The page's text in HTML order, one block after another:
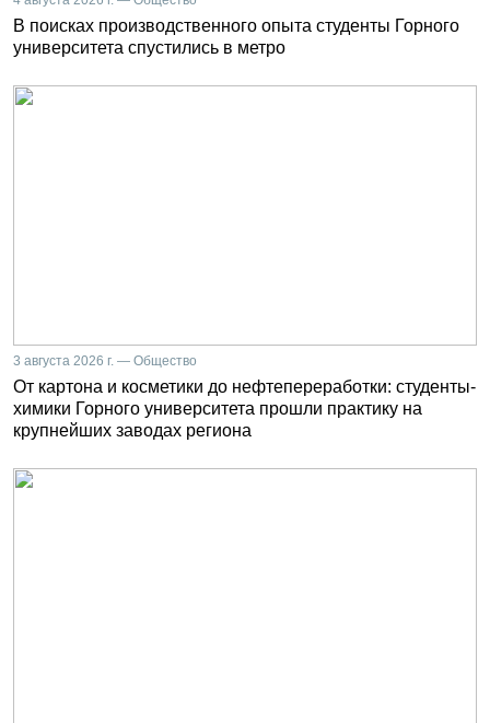
В поисках производственного опыта студенты Горного
университета спустились в метро
3 августа 2026 г. — Общество
От картона и косметики до нефтепереработки: студенты-
химики Горного университета прошли практику на
крупнейших заводах региона